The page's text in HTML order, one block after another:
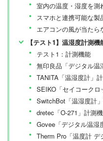
室内の温度・湿度を測
スマホと連携可能な製
エアコンの風が当たら
【テスト1】温湿度計測機
テスト1：計測機能
無印良品「デジタル温
TANITA「温湿度計」
SEIKO「セイコークロッ
SwitchBot「温湿度計
dretec「O-271」計測
Govee「デジタル温湿
Therm Pro「温度計 デ